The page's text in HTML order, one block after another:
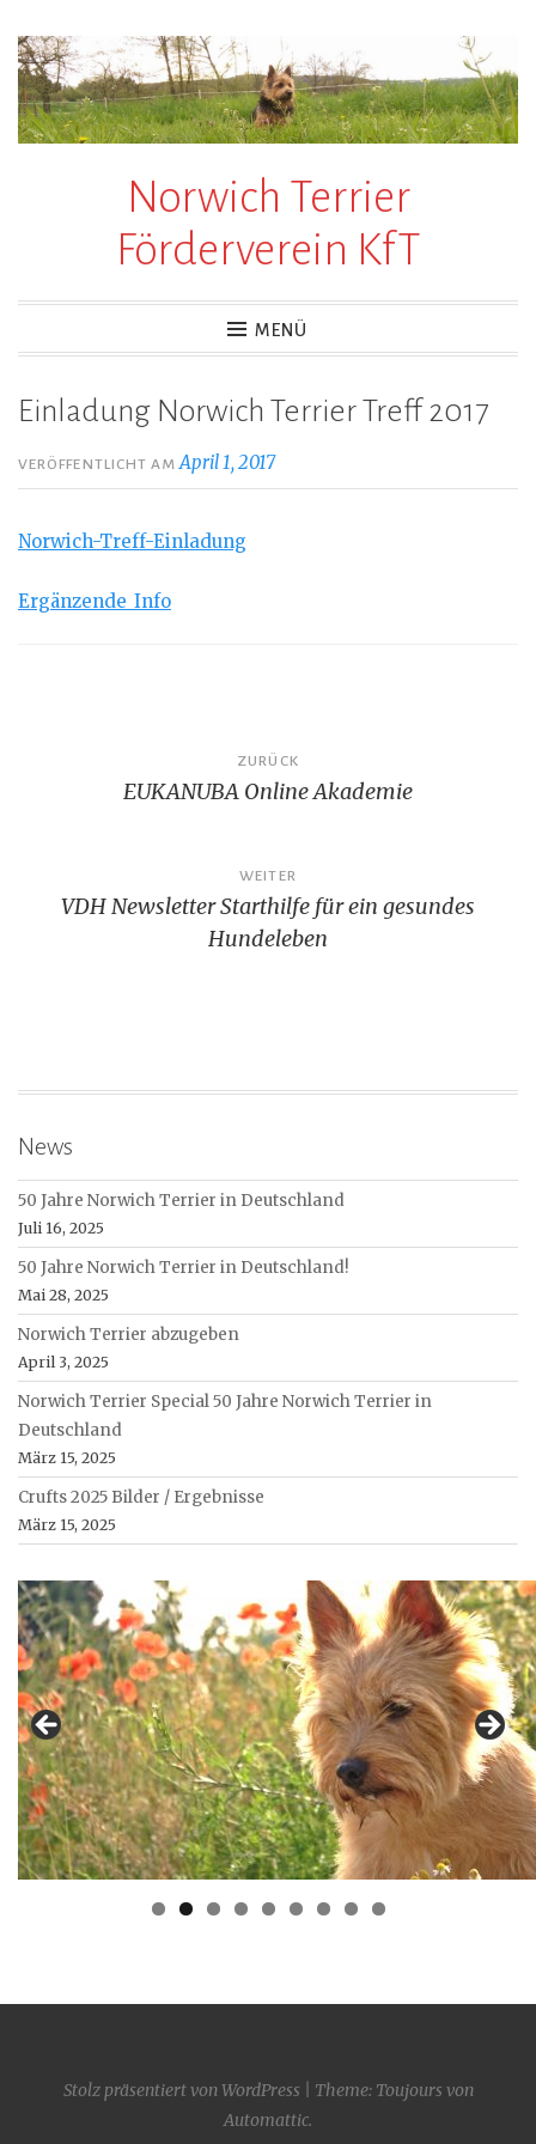
Zum
Inhalt
springen
Norwich Terrier
Förderverein KfT
MENÜ
Einladung Norwich Terrier Treff 2017
VERÖFFENTLICHT AMApril 1, 2017
Norwich-Treff-Einladung
Ergänzende_Info
Beitragsnavigation
ZURÜCK
EUKANUBA Online Akademie
WEITER
VDH Newsletter Starthilfe für ein gesundes
Hundeleben
News
50 Jahre Norwich Terrier in Deutschland
Juli 16, 2025
50 Jahre Norwich Terrier in Deutschland!
Mai 28, 2025
Norwich Terrier abzugeben
April 3, 2025
Norwich Terrier Special 50 Jahre Norwich Terrier in
Deutschland
März 15, 2025
Crufts 2025 Bilder / Ergebnisse
März 15, 2025
Stolz präsentiert von WordPress
Theme: Toujours von
Automattic.